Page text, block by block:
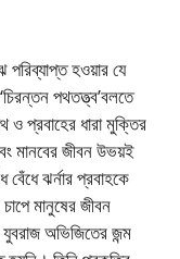
পরিব্যাপ্ত হওয়ার যে
পথতত্ত্ব’বলতে
ও প্রবাহের ধারা মুক্তির
মানবের জীবন উভয়ই
ঝর্নার প্রবাহকে
মানুষের জীবন
অভিজিতের জন্ম